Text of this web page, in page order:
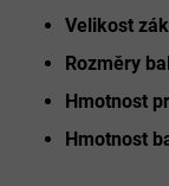
Velikost
Rozměry
Hmotnost
Hmotnost